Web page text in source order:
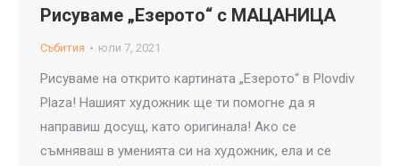
Рисуваме „Езерото“ с МАЦАНИЦА
Събития юли 7, 2021
Рисуваме на открито картината „Езерото“ в Plovdiv
Plaza! Нашият художник ще ти помогне да я
направиш досущ, като оригинала! Ако се
съмняваш в уменията си на художник, ела и се